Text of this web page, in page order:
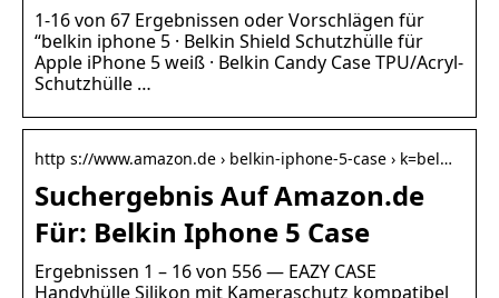
1-16 von 67 Ergebnissen oder Vorschlägen für
“belkin iphone 5 · Belkin Shield Schutzhülle für
Apple iPhone 5 weiß · Belkin Candy Case TPU/Acryl-
Schutzhülle …
http s://www.amazon.de › belkin-iphone-5-case › k=bel…
Suchergebnis Auf Amazon.de
Für: Belkin Iphone 5 Case
Ergebnissen 1 – 16 von 556 — EAZY CASE
Handyhülle Silikon mit Kameraschutz kompatibel